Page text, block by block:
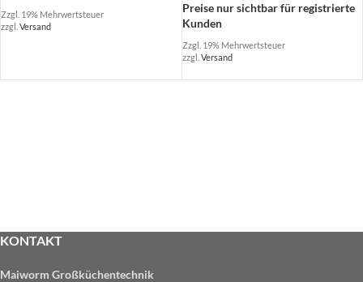
Zzgl. 19% Mehrwertsteuer
zzgl. Versand
Preise nur sichtbar für registrierte
Kunden
Zzgl. 19% Mehrwertsteuer
zzgl. Versand
KONTAKT
Maiworm Großküchentechnik